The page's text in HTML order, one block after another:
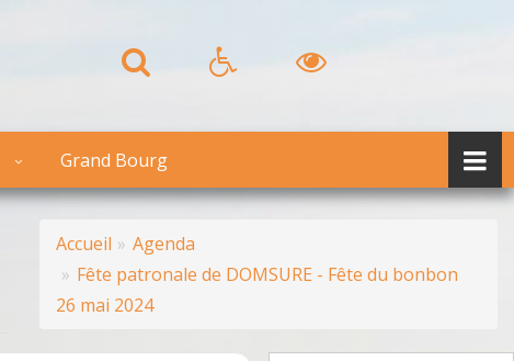
Accueil
Agenda
Fête patronale de DOMSURE - Fête du bonbon
26 mai 2024
Grand Bourg